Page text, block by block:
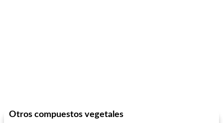
Otros compuestos vegetales